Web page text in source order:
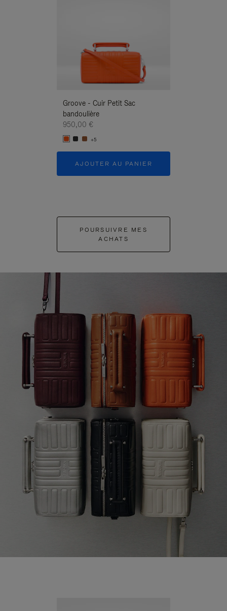
Groove - Cuir Petit Sac
bandoulière
950,00 €
+5
AJOUTER AU PANIER
POURSUIVRE MES
ACHATS